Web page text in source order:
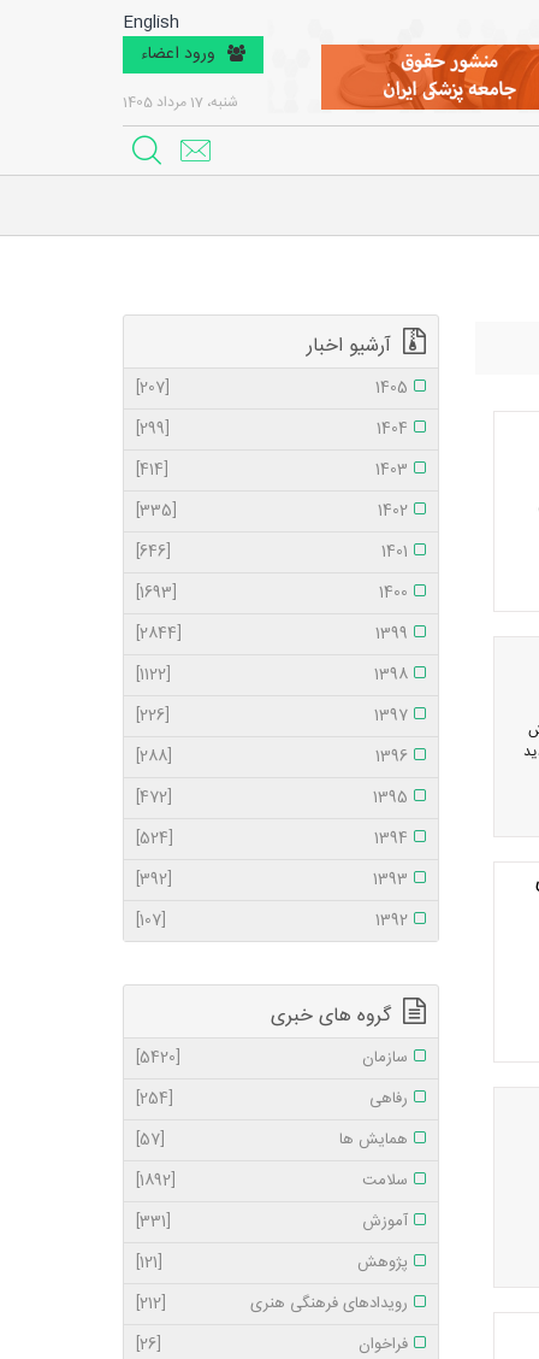
English
ورود اعضاء
شنبه، 17 مرداد 1405
آرشیو اخبار
1405
[207]
1404
[299]
1403
[414]
1402
[335]
1401
[646]
1400
[1693]
1399
[2844]
1398
[1122]
1397
[226]
1396
[288]
1395
[472]
1394
[524]
1393
[392]
1392
[107]
گروه های خبری
سازمان
[5420]
رفاهی
[254]
همایش ها
[57]
سلامت
[1892]
آموزش
[331]
پژوهش
[121]
رویدادهای فرهنگی هنری
[212]
فراخوان
[26]